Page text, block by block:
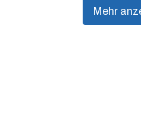
Mehr